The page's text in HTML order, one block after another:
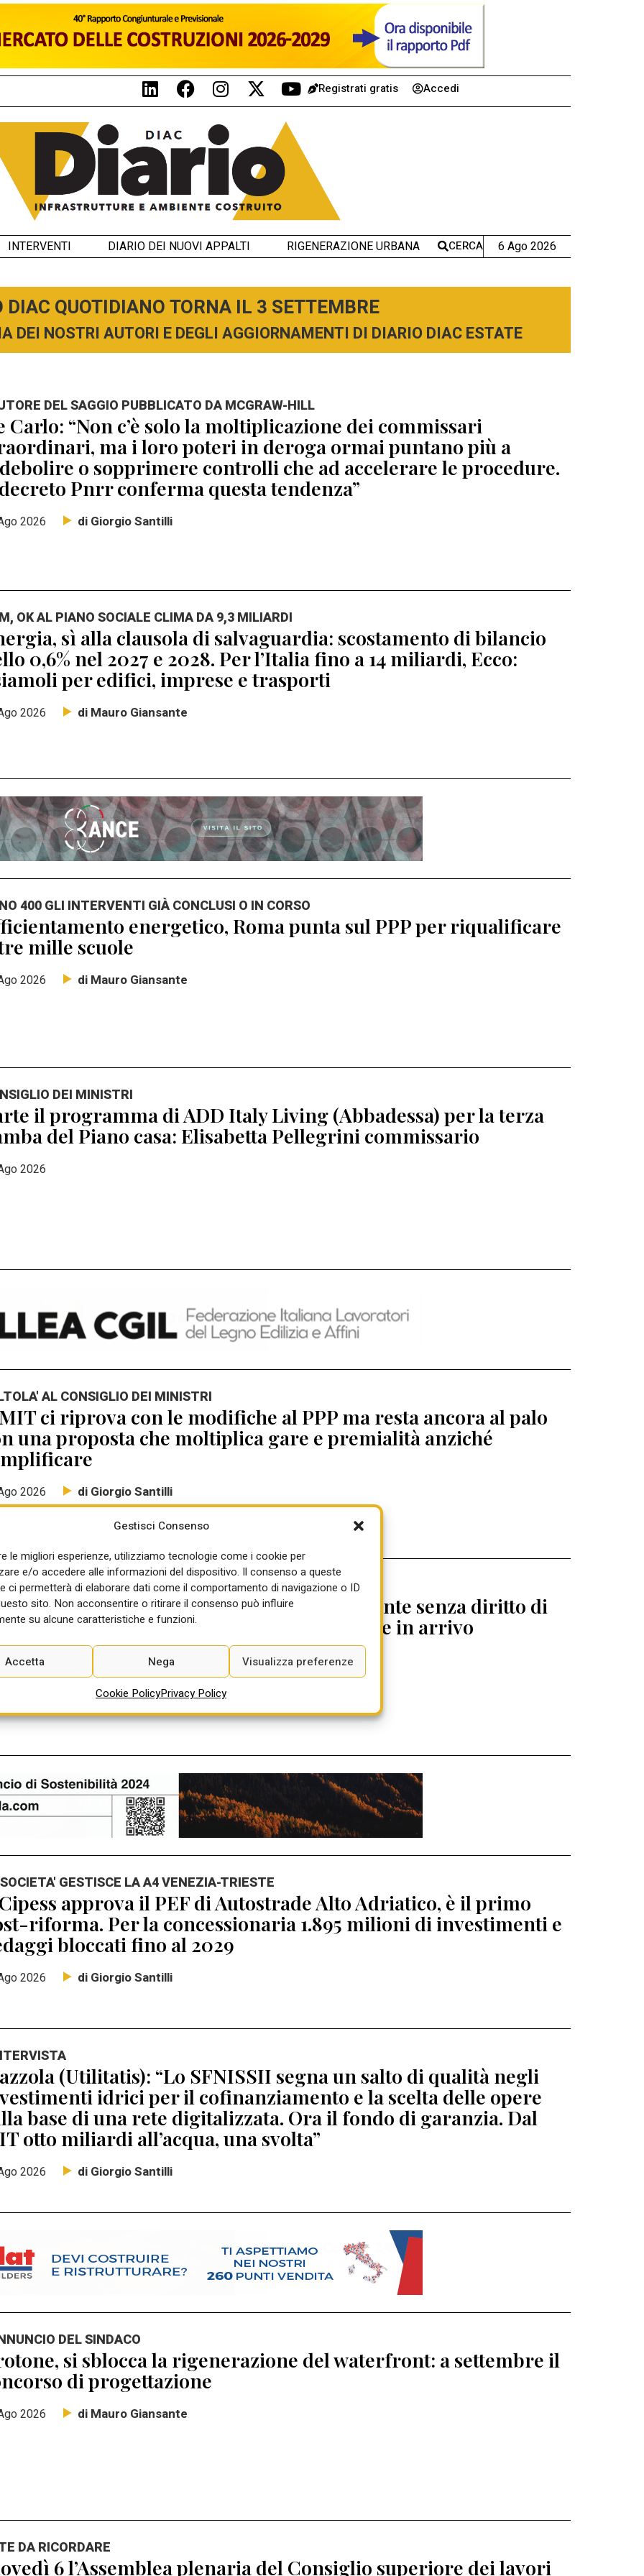
Gestisci Consenso
le migliori esperienze, utilizziamo tecnologie come i cookie per
e/o accedere alle informazioni del dispositivo. Il consenso a queste
ci permetterà di elaborare dati come il comportamento di navigazione o ID
sito. Non acconsentire o ritirare il consenso può influire
su alcune caratteristiche e funzioni.
Accetta Nega Visualizza preferenze
Cookie PolicyPrivacy Policy
Registrati gratis Accedi
INTERVENTI DIARIO DEI NUOVI APPALTI RIGENERAZIONE URBANA CERCA 6 Ago 2026
DIAC QUOTIDIANO TORNA IL 3 SETTEMBRE
DEI NOSTRI AUTORI E DEGLI AGGIORNAMENTI DI DIARIO DIAC ESTATE
DEL SAGGIO PUBBLICATO DA MCGRAW-HILL
Carlo: “Non c’è solo la moltiplicazione dei commissari
ma i loro poteri in deroga ormai puntano più a
o sopprimere controlli che ad accelerare le procedure.
Pnrr conferma questa tendenza”
2026 di Giorgio Santilli
OK AL PIANO SOCIALE CLIMA DA 9,3 MILIARDI
sì alla clausola di salvaguardia: scostamento di bilancio
0,6% nel 2027 e 2028. Per l’Italia fino a 14 miliardi, Ecco:
per edifici, imprese e trasporti
2026 di Mauro Giansante
400 GLI INTERVENTI GIÀ CONCLUSI O IN CORSO
energetico, Roma punta sul PPP per riqualificare
mille scuole
2026 di Mauro Giansante
DEI MINISTRI
il programma di ADD Italy Living (Abbadessa) per la terza
del Piano casa: Elisabetta Pellegrini commissario
2026
AL CONSIGLIO DEI MINISTRI
ci riprova con le modifiche al PPP ma resta ancora al palo
una proposta che moltiplica gare e premialità anziché
2026 di Giorgio Santilli
più semplice tornare alla norma previgente senza diritto di
E tenere conto del regolamento Ue in arrivo
Ago 2026 di Mariangela Di Giandomenico
GESTISCE LA A4 VENEZIA-TRIESTE
approva il PEF di Autostrade Alto Adriatico, è il primo
riforma. Per la concessionaria 1.895 milioni di investimenti e
bloccati fino al 2029
2026 di Giorgio Santilli
(Utilitatis): “Lo SFNISSII segna un salto di qualità negli
idrici per il cofinanziamento e la scelta delle opere
base di una rete digitalizzata. Ora il fondo di garanzia. Dal
otto miliardi all’acqua, una svolta”
2026 di Giorgio Santilli
DEL SINDACO
si sblocca la rigenerazione del waterfront: a settembre il
di progettazione
2026 di Mauro Giansante
DA RICORDARE
6 l’Assemblea plenaria del Consiglio superiore dei lavori